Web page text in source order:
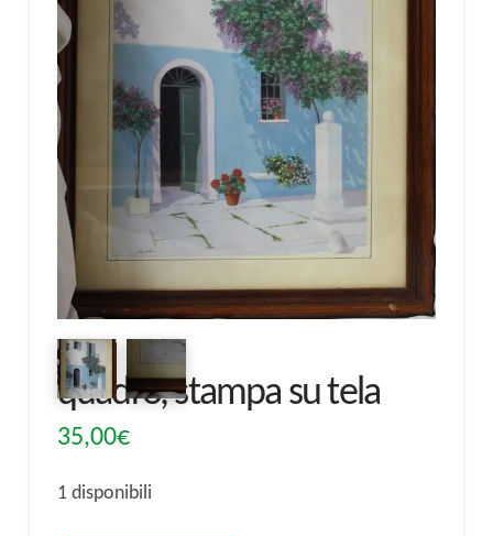
quadro, stampa su tela
35,00€
1 disponibili